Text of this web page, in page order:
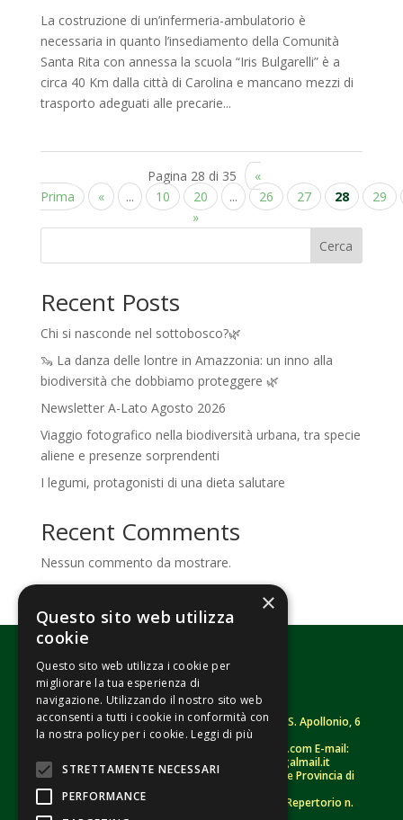
La costruzione di un’infermeria-ambulatorio è
necessaria in quanto l’insediamento della Comunità
Santa Rita con annessa la scuola “Iris Bulgarelli” è a
circa 40 Km dalla città di Carolina e mancano mezzi di
trasporto adeguati alle precarie...
Pagina 28 di 35
«
Prima
« ... 10 20 ... 26 27 28
29
»
Cerca
Recent Posts
Chi si nasconde nel sottobosco?🌿
🦦 La danza delle lontre in Amazzonia: un inno alla
biodiversità che dobbiamo proteggere 🌿
Newsletter A-Lato Agosto 2026
Viaggio fotografico nella biodiversità urbana, tra specie
aliene e presenze sorprendenti
I legumi, protagonisti di una dieta salutare
Recent Comments
Nessun commento da mostrare.
Fondazione Senza Frontiere – ETS |Strada S. Apollonio, 6
– 46042 Castel Goffredo (MN)
– Sito: www.senzafrontiere.com E-mail:
tenuapol@gmail.com– Pec:tenuapol@legalmail.it
C. F. 90008460207 – Registro persone giuridiche Provincia di
Mantova n. 243 (sospeso)
Registro Unico Nazionale del Terzo Settore – Repertorio n.
×
Questo sito web utilizza
cookie
Questo sito web utilizza i cookie per
migliorare la tua esperienza di
navigazione. Utilizzando il nostro sito web
acconsenti a tutti i cookie in conformità con
la nostra policy per i cookie. Leggi di più
STRETTAMENTE NECESSARI
PERFORMANCE